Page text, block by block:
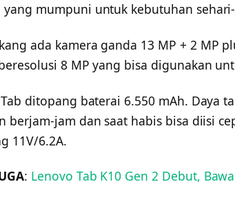
yang mumpuni untuk kebutuhan
ada kamera ganda 13 MP + 2 MP
8 MP yang bisa digunakan
ditopang baterai 6.550 mAh. Daya
berjam-jam dan saat habis bisa diisi
11V/6.2A.
: Lenovo Tab K10 Gen 2 Debut,